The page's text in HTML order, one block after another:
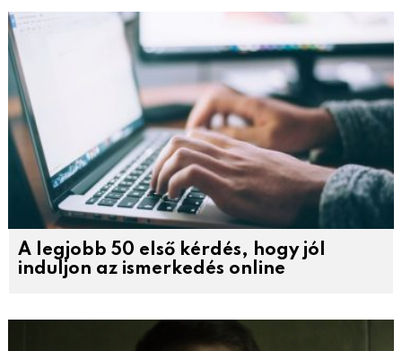
A legjobb 50 első kérdés, hogy jól
induljon az ismerkedés online